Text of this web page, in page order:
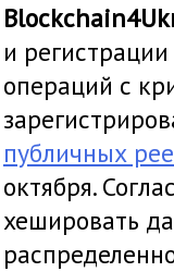
и
операций с
публичных
октября.
хешировать